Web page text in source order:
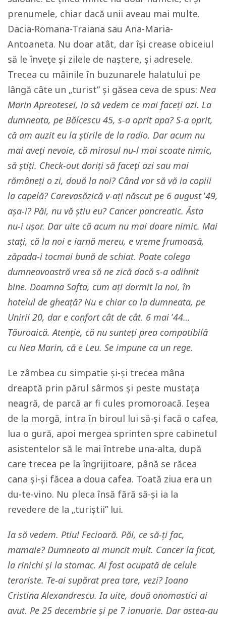
prenumele, chiar dacă unii aveau mai multe.
Dacia-Romana-Traiana sau Ana-Maria-
Antoaneta. Nu doar atât, dar își crease obiceiul
să le învețe și zilele de naștere, și adresele.
Trecea cu mâinile în buzunarele halatului pe
lângă câte un „turist” și găsea ceva de spus: Nea
Marin Apreotesei, ia să vedem ce mai faceți azi. La
dumneata, pe Bălcescu 45, s-a oprit apa? S-a oprit,
că am auzit eu la știrile de la radio. Dar acum nu
mai aveți nevoie, că mirosul nu-l mai scoate nimic,
să știți. Check-out doriți să faceți azi sau mai
rămâneți o zi, două la noi? Când vor să vă ia copiii
la capelă? Carevasăzică v-ați născut pe 6 august’49,
așa-i? Păi, nu vă știu eu? Cancer pancreatic. Ăsta
nu-i ușor. Dar uite că acum nu mai doare nimic. Mai
stați, că la noi e iarnă mereu, e vreme frumoasă,
zăpada-i tocmai bună de schiat. Poate colega
dumneavoastră vrea să ne zică dacă s-a odihnit
bine. Doamna Safta, cum ați dormit la noi, în
hotelul de gheață? Nu e chiar ca la dumneata, pe
Unirii 20, dar e confort cât de cât. 6 mai ’44…
Tăuroaică. Atenție, că nu sunteți prea compatibilă
cu Nea Marin, că e Leu. Se impune ca un rege.
Le zâmbea cu simpatie și-și trecea mâna
dreaptă prin părul sârmos și peste mustața
neagră, de parcă ar fi cules promoroacă. Ieșea
de la morgă, intra în biroul lui să-și facă o cafea,
lua o gură, apoi mergea sprinten spre cabinetul
asistentelor să le mai întrebe una-alta, după
care trecea pe la îngrijitoare, până se răcea
cana și-și făcea a doua cafea. Toată ziua era un
du-te-vino. Nu pleca însă fără să-și ia la
revedere de la „turiștii” lui.
Ia să vedem. Ptiu! Fecioară. Păi, ce să-ți fac,
mamaie? Dumneata ai muncit mult. Cancer la ficat,
la rinichi și la stomac. Ai fost ocupată de celule
teroriste. Te-ai supărat prea tare, vezi? Ioana
Cristina Alexandrescu. Ia uite, două onomastici ai
avut. Pe 25 decembrie și pe 7 ianuarie. Dar astea-au